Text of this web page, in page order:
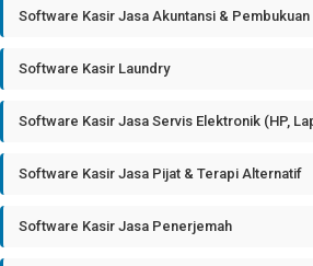
Software Kasir Jasa Akuntansi & Pembukuan
Software Kasir Laundry
Software Kasir Jasa Servis Elektronik (HP,
Software Kasir Jasa Pijat & Terapi Alternatif
Software Kasir Jasa Penerjemah